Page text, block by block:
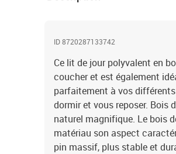
ID 8720287133742
Ce lit de jour polyvalent en
coucher et est également
parfaitement à vos
dormir et vous reposer. Bois
naturel magnifique. Le bois
matériau son aspect
pin massif, plus stable et